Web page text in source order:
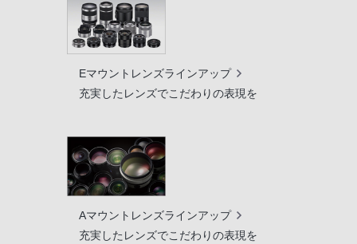
Eマウントレンズラインアップ
充実したレンズでこだわりの表現を
Aマウントレンズラインアップ
充実したレンズでこだわりの表現を